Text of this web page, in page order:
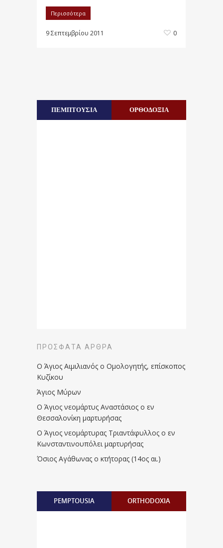
Περισσότερα
9 Σεπτεμβρίου 2011 0
ΠΕΜΠΤΟΥΣΙΑ ΟΡΘΟΔΟΞΙΑ
ΠΡΌΣΦΑΤΑ ΆΡΘΡΑ
Ο Άγιος Αιμιλιανός ο Ομολογητής, επίσκοπος
Κυζίκου
Άγιος Μύρων
Ο Άγιος νεομάρτυς Αναστάσιος ο εν
Θεσσαλονίκη μαρτυρήσας
Ο Άγιος νεομάρτυρας Τριαντάφυλλος ο εν
Κωνσταντινουπόλει μαρτυρήσας
Όσιος Αγάθωνας ο κτήτορας (14ος αι.)
PEMPTOUSIA ORTHODOXIA